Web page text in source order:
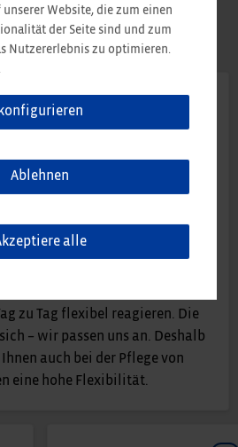
Arbeitszeiten
lassen sich nicht
bis zu einem gewissen Grad
zu Tag flexibel reagieren. Die
– wir passen uns an. Deshalb
auch bei der Pflege von
eine hohe Flexibilität.
Website, die zum einen
der Seite sind und zum
Nutzererlebnis zu optimieren.
konfigurieren
Ablehnen
alle